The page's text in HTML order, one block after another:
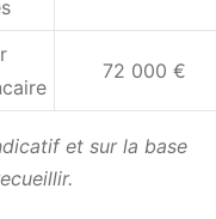
72 000 €
et sur la base